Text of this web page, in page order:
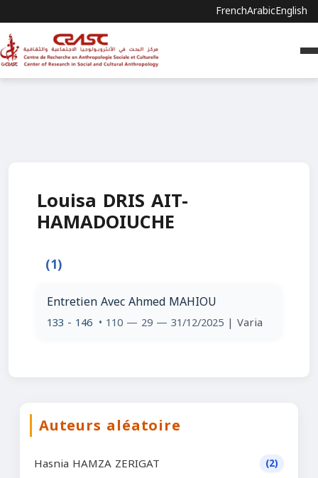
FrenchArabicEnglish
Louisa DRIS AIT-
HAMADOIUCHE
(1)
Entretien Avec Ahmed MAHIOU
133 - 146 • 110 — 29 — 31/12/2025 | Varia
Auteurs aléatoire
Hasnia HAMZA ZERIGAT (2)